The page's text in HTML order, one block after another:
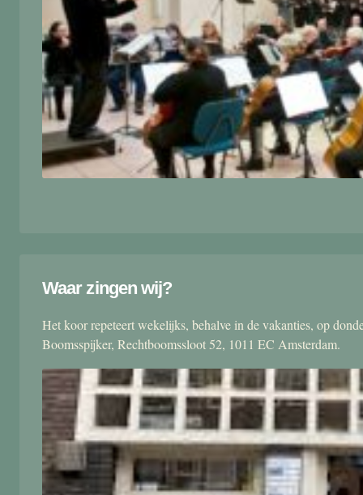
Waar zingen wij?
Het koor repeteert wekelijks, behalve in de vakanties, op
Boomsspijker, Rechtboomssloot 52, 1011 EC Amsterdam.